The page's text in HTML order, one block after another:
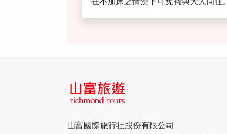
山富國際旅行社股份有限公司